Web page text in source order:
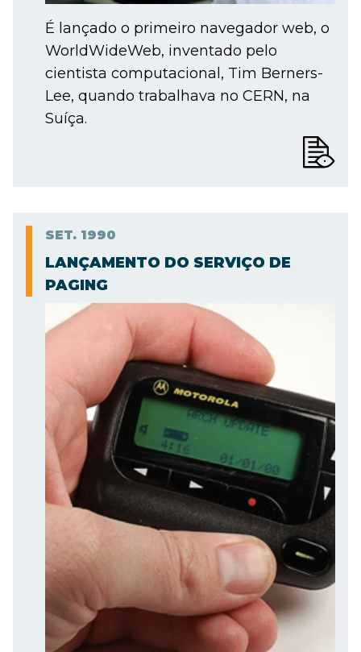
É lançado o primeiro navegador web, o
WorldWideWeb, inventado pelo
cientista computacional, Tim Berners-
Lee, quando trabalhava no CERN, na
Suíça.
SET. 1990
LANÇAMENTO DO SERVIÇO DE
PAGING